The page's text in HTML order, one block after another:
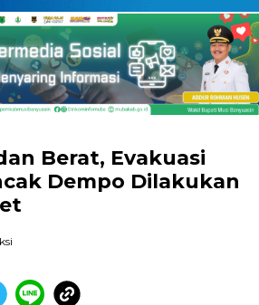
Berat, Evakuasi
Dempo Dilakukan